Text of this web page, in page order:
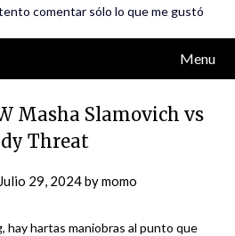
comentar sólo lo que me gustó
Menu
Masha Slamovich vs
Threat
Julio 29, 2024bymomo
hay hartas maniobras al punto que